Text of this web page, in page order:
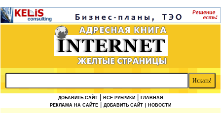
ДОБАВИТЬ САЙТ ВСЕ РУБРИКИ
ГЛАВНАЯ
РЕКЛАМА НА САЙТЕ
ДОБАВИТЬ САЙТ | НОВОСТИ